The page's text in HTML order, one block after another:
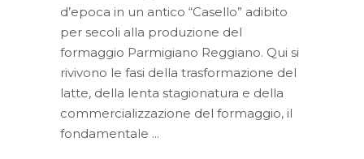
d’epoca in un antico “Casello” adibito
per secoli alla produzione del
formaggio Parmigiano Reggiano. Qui si
rivivono le fasi della trasformazione del
latte, della lenta stagionatura e della
commercializzazione del formaggio, il
fondamentale